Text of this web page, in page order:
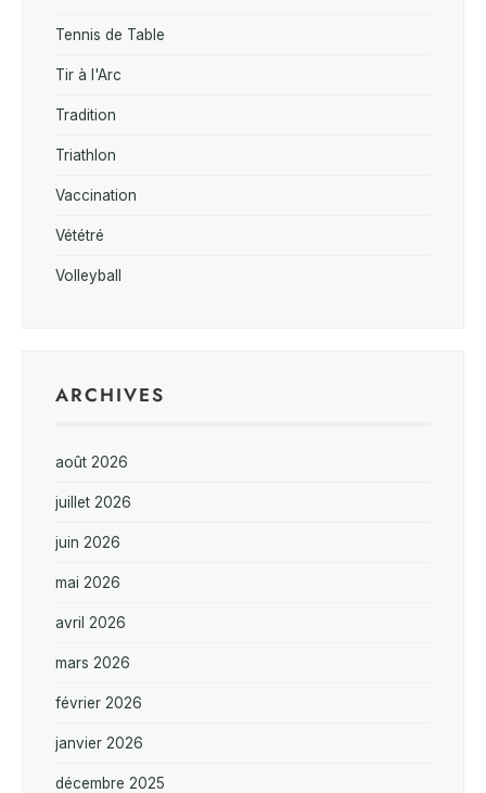
Tennis de Table
Tir à l'Arc
Tradition
Triathlon
Vaccination
Vététré
Volleyball
ARCHIVES
août 2026
juillet 2026
juin 2026
mai 2026
avril 2026
mars 2026
février 2026
janvier 2026
décembre 2025